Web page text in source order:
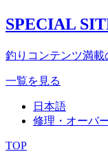
SPECIAL
釣りコンテンツ満載
一覧を見る
日本語
修理・オーバ
TOP